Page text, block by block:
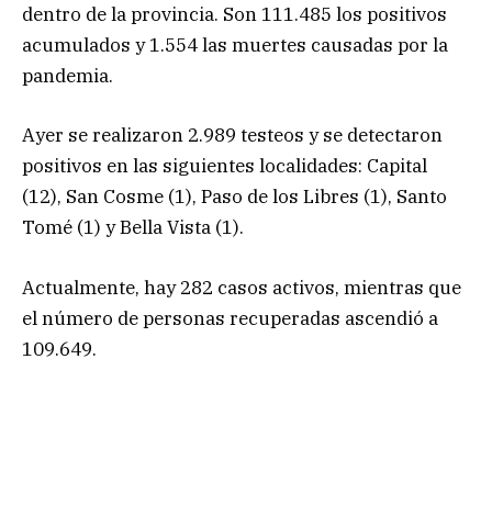
dentro de la provincia. Son 111.485 los positivos
acumulados y 1.554 las muertes causadas por la
pandemia.
Ayer se realizaron 2.989 testeos y se detectaron
positivos en las siguientes localidades: Capital
(12), San Cosme (1), Paso de los Libres (1), Santo
Tomé (1) y Bella Vista (1).
Actualmente, hay 282 casos activos, mientras que
el número de personas recuperadas ascendió a
109.649.